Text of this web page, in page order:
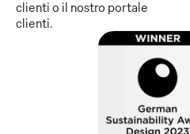
clienti o il nostro portale
clienti.